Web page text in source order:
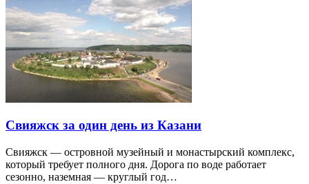
Свияжск за один день из Казани
Свияжск — островной музейный и монастырский комплекс,
который требует полного дня. Дорога по воде работает
сезонно, наземная — круглый год…